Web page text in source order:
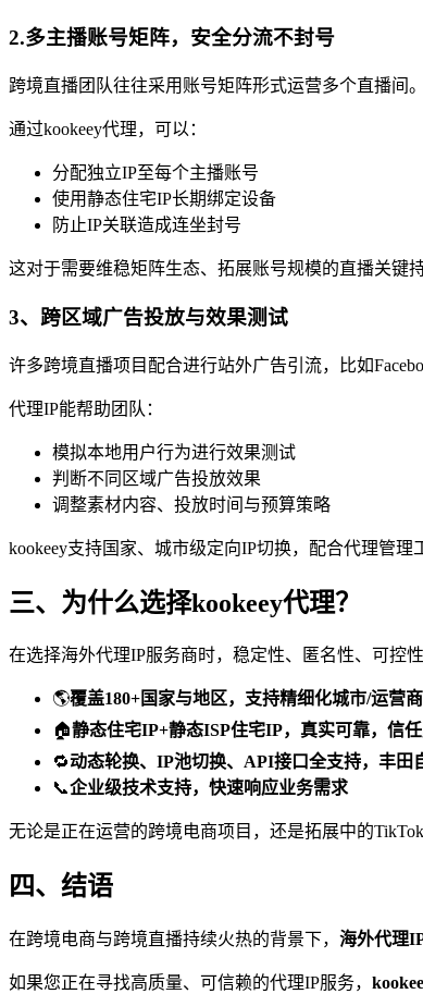
2.多主播账号矩阵，安全分流不封号
跨境直播团队往往采用账号矩阵形式运营多个直播间
通过kookeey代理，可以：
分配独立IP至每个主播账号
使用静态住宅IP长期绑定设备
防止IP关联造成连坐封号
这对于需要维稳矩阵生态、拓展账号规模的直播关键持
3、跨区域广告投放与效果测试
许多跨境直播项目配合进行站外广告引流，比如
代理IP能帮助团队：
模拟本地用户行为进行效果测试
判断不同区域广告投放效果
调整素材内容、投放时间与预算策略
kookeey支持国家、城市级定向IP切换，配合代理管理
三、为什么选择kookeey代理？
在选择海外代理IP服务商时，稳定性、匿名性、可控
🌎覆盖180+国家与地区，支持精细化城市/运营
🏠静态住宅IP+静态ISP住宅IP，真实可靠，信
🔁动态轮换、IP池切换、API接口全支持，丰田
📞企业级技术支持，快速响应业务需求
无论是正在运营的跨境电商项目，还是拓展中的
四、结语
在跨境电商与跨境直播持续火热的背景下， 海外代理
如果您正在寻找高质量、可信赖的代理IP服务，